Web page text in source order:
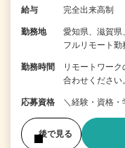
給与 完全出来高制
勤務地
愛知県、滋賀
フルリモート勤
勤務時間
リモートワー
合わせくださ
応募資格 ＼経験・資格・
後で見る